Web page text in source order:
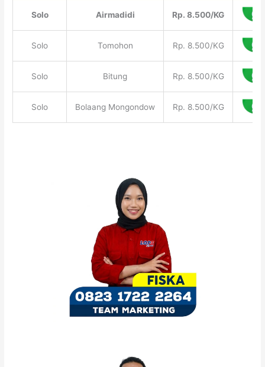
Solo Airmadidi Rp. 8.500/KG
Solo Tomohon Rp. 8.500/KG
Solo Bitung Rp. 8.500/KG
Solo Bolaang Mongondow Rp. 8.500/KG